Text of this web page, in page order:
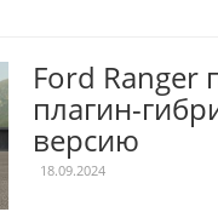
Ford Ranger
плагин-
версию
18.09.2024